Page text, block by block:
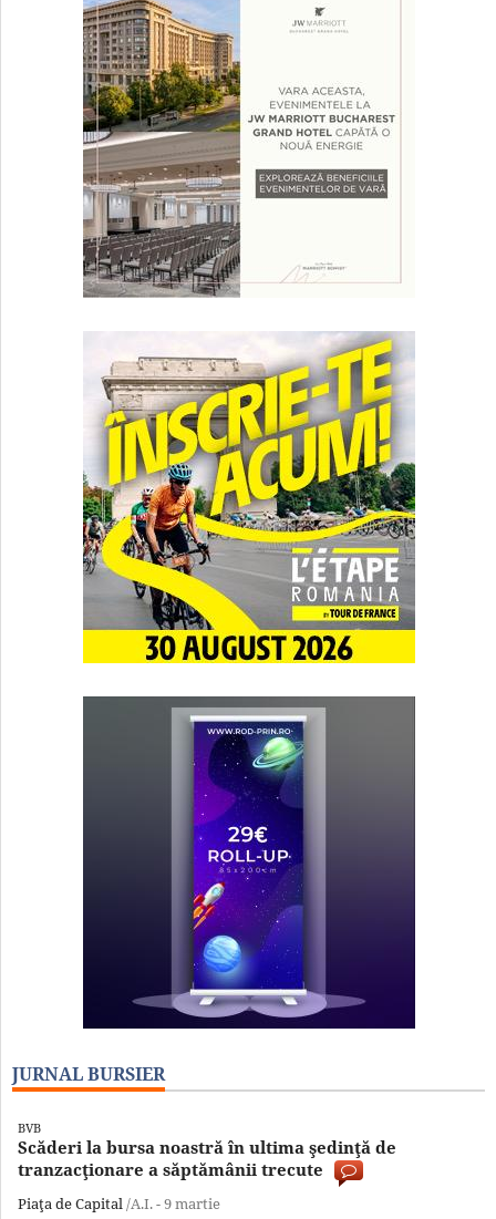
JURNAL BURSIER
BVB
Scăderi la bursa noastră în ultima şedinţă de
tranzacţionare a săptămânii trecute
Piaţa de Capital/A.I. -9 martie